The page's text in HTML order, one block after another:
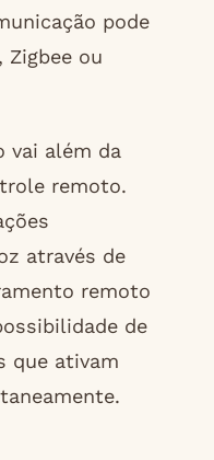
pode
ou
vai além da
remoto.
através de
remoto
de
que ativam